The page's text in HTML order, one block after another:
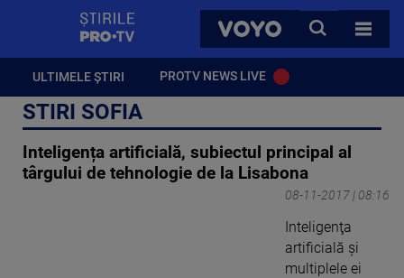
VOYO
CAUTA
TOATE
ULTIMELE ȘTIRI PROTV NEWS LIVE
STIRI SOFIA
Inteligența artificială, subiectul principal al
târgului de tehnologie de la Lisabona
08-11-2017 | 08:16
Inteligenţa
artificială şi
multiplele ei